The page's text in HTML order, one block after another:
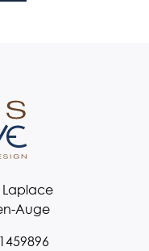
Laplace
Auge